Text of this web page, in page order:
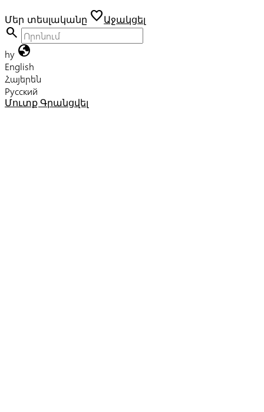
Մեր տեսլականը favoriteԱջակցել
search
hy globe
English
Հայերեն
Русский
Մուտք Գրանցվել